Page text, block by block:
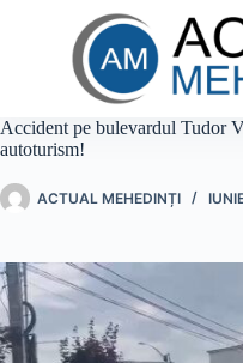
Accident pe bulevardul Tudor
autoturism!
ACTUAL MEHEDINȚI